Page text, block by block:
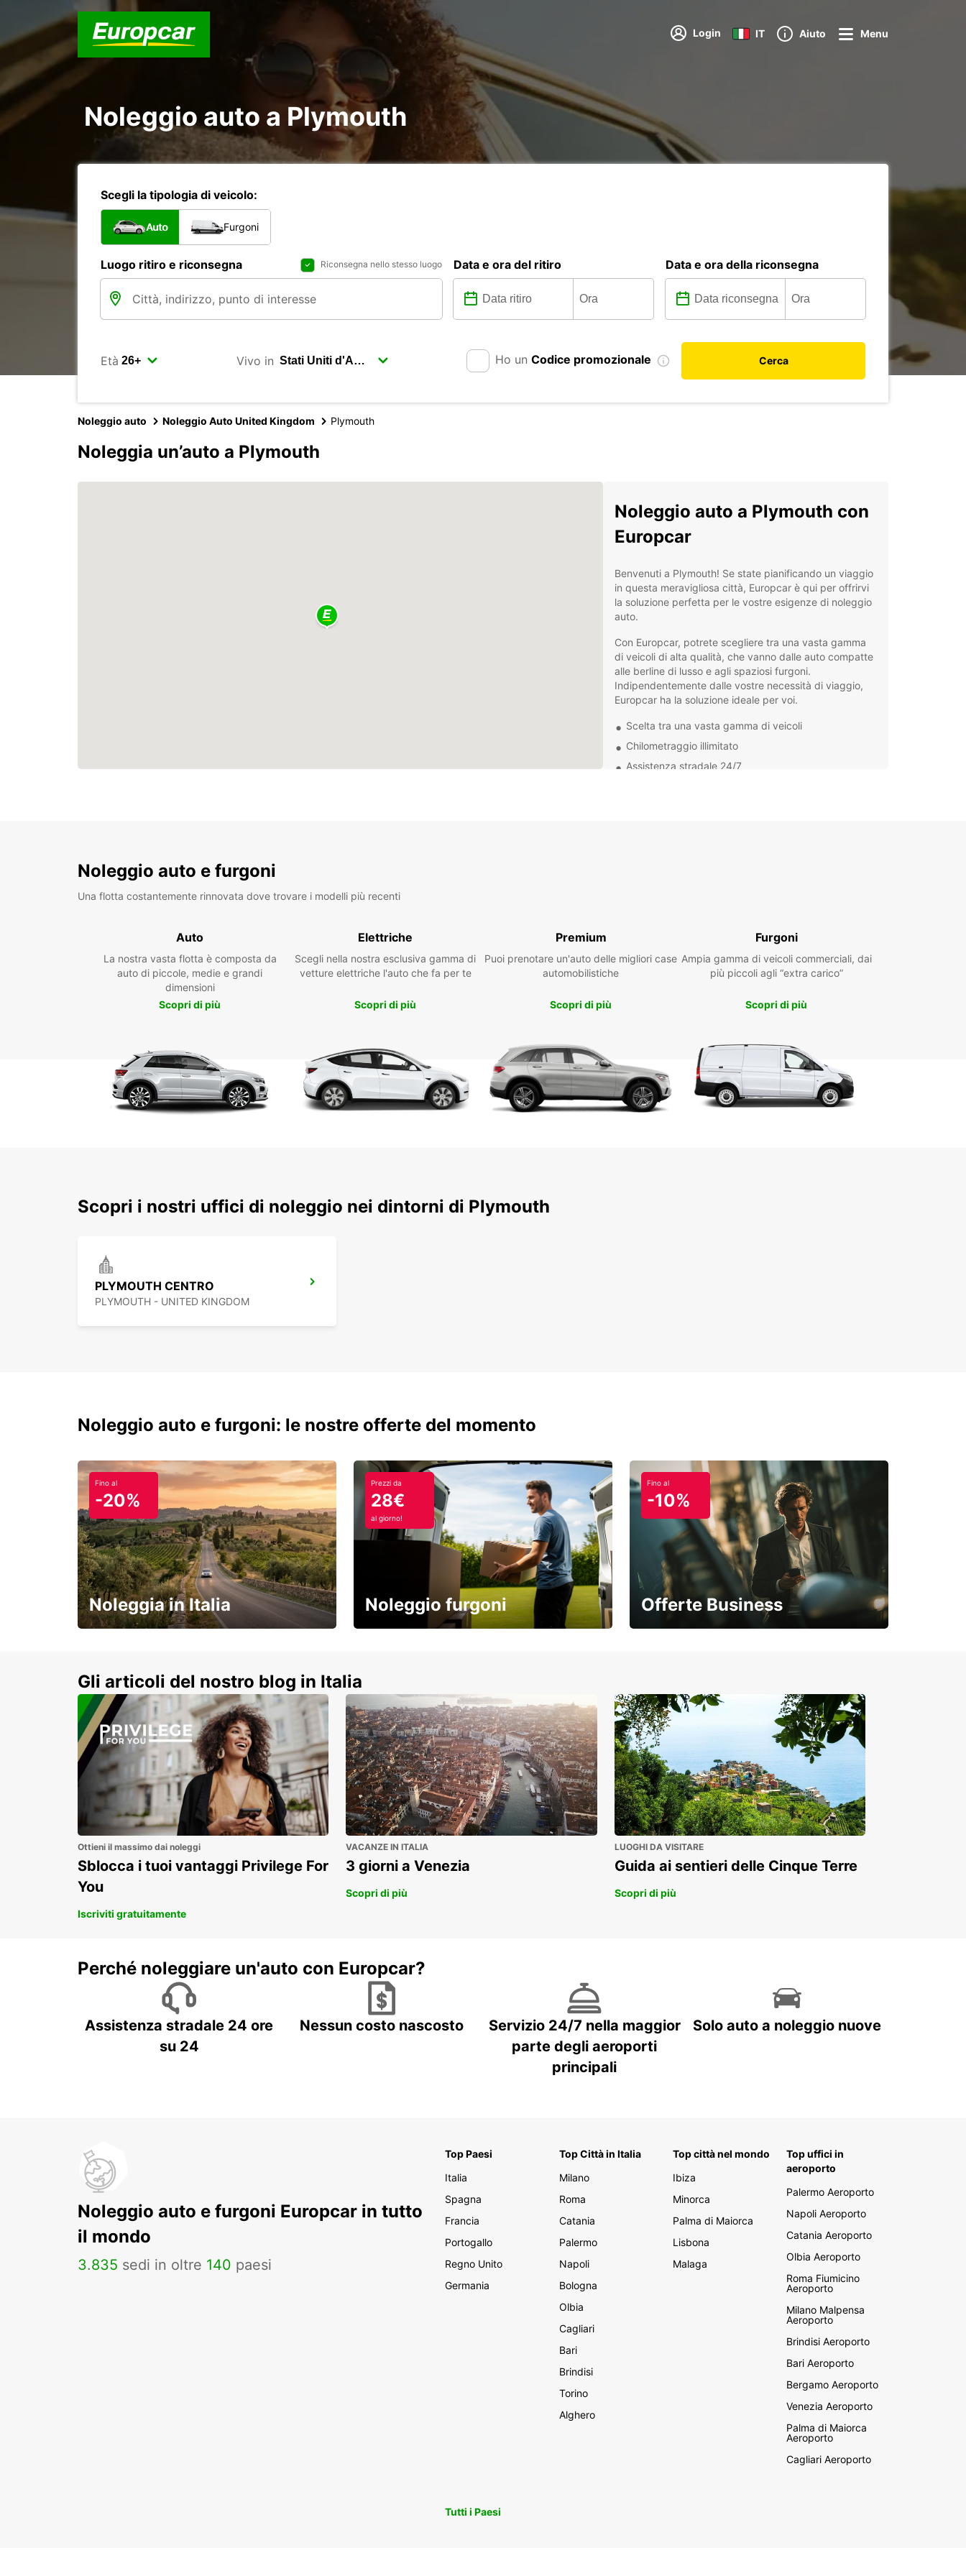
Login IT Aiuto Menu
Noleggio auto a Plymouth
Scegli la tipologia di veicolo:
Auto Furgoni
Luogo ritiro e riconsegna Riconsegna nello stesso luogo Data e ora del ritiro Data e ora della riconsegna
Età Vivo in Ho un Codice promozionale Cerca
Noleggio auto Noleggio Auto United Kingdom Plymouth
Noleggia un’auto a Plymouth
Noleggio auto a Plymouth con
Europcar
Benvenuti a Plymouth! Se state pianificando un viaggio
in questa meravigliosa città, Europcar è qui per offrirvi
la soluzione perfetta per le vostre esigenze di noleggio
auto.
Con Europcar, potrete scegliere tra una vasta gamma
di veicoli di alta qualità, che vanno dalle auto compatte
alle berline di lusso e agli spaziosi furgoni.
Indipendentemente dalle vostre necessità di viaggio,
Europcar ha la soluzione ideale per voi.
Scelta tra una vasta gamma di veicoli
Chilometraggio illimitato
Assistenza stradale 24/7
Noleggio auto e furgoni
Una flotta costantemente rinnovata dove trovare i modelli più recenti
Auto
La nostra vasta flotta è composta da
auto di piccole, medie e grandi
dimensioni
Scopri di più
Elettriche
Scegli nella nostra esclusiva gamma di
vetture elettriche l'auto che fa per te
Scopri di più
Premium
Puoi prenotare un'auto delle migliori case
automobilistiche
Scopri di più
Furgoni
Ampia gamma di veicoli commerciali, dai
più piccoli agli “extra carico”
Scopri di più
Scopri i nostri uffici di noleggio nei dintorni di Plymouth
PLYMOUTH CENTRO
PLYMOUTH - UNITED KINGDOM
Noleggio auto e furgoni: le nostre offerte del momento
Fino al
-20%
Noleggia in Italia
Prezzi da
28€
al giorno!
Noleggio furgoni
Fino al
-10%
Offerte Business
Gli articoli del nostro blog in Italia
Ottieni il massimo dai noleggi
Sblocca i tuoi vantaggi Privilege For
You
Iscriviti gratuitamente
VACANZE IN ITALIA
3 giorni a Venezia
Scopri di più
LUOGHI DA VISITARE
Guida ai sentieri delle Cinque Terre
Scopri di più
Perché noleggiare un'auto con Europcar?
Assistenza stradale 24 ore
su 24
Nessun costo nascosto
Servizio 24/7 nella maggior
parte degli aeroporti
principali
Solo auto a noleggio nuove
Noleggio auto e furgoni Europcar in tutto
il mondo
3.835 sedi in oltre 140 paesi
Top Paesi
Italia
Spagna
Francia
Portogallo
Regno Unito
Germania
Top Città in Italia
Milano
Roma
Catania
Palermo
Napoli
Bologna
Olbia
Cagliari
Bari
Brindisi
Torino
Alghero
Top città nel mondo
Ibiza
Minorca
Palma di Maiorca
Lisbona
Malaga
Top uffici in
aeroporto
Palermo Aeroporto
Napoli Aeroporto
Catania Aeroporto
Olbia Aeroporto
Roma Fiumicino
Aeroporto
Milano Malpensa
Aeroporto
Brindisi Aeroporto
Bari Aeroporto
Bergamo Aeroporto
Venezia Aeroporto
Palma di Maiorca
Aeroporto
Cagliari Aeroporto
Tutti i Paesi